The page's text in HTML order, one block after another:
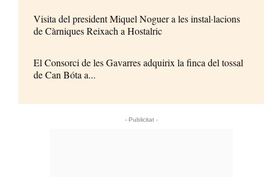
Visita del president Miquel Noguer a les instal·lacions
de Càrniques Reixach a Hostalric
El Consorci de les Gavarres adquirix la finca del tossal
de Can Bóta a...
- Publicitat -